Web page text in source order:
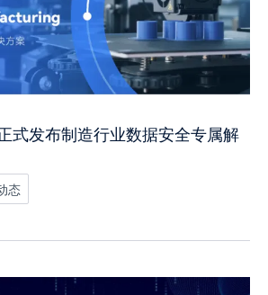
式发布制造行业数据安全专属解
态